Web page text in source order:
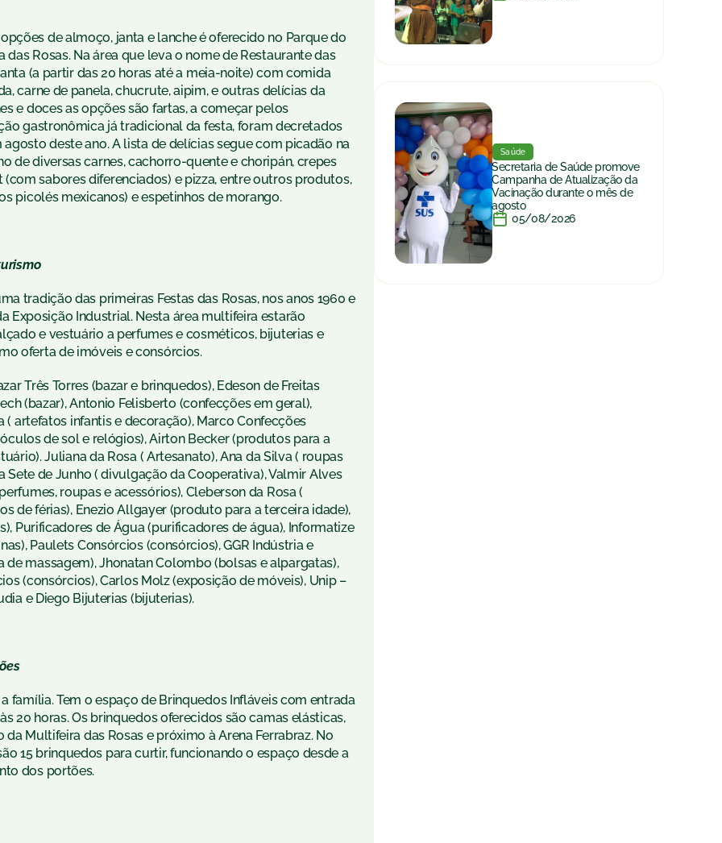
de almoço, janta e lanche é oferecido no Parque do
Rosas. Na área que leva o nome de Restaurante das
(a partir das 20 horas até a meia-noite) com comida
carne de panela, chucrute, aipim, e outras delícias da
e doces as opções são fartas, a começar pelos
gastronômica já tradicional da festa, foram decretados
deste ano. A lista de delícias segue com picadão na
de diversas carnes, cachorro-quente e choripán, crepes
sabores diferenciados) e pizza, entre outros produtos,
picolés mexicanos) e espetinhos de morango.
tradição das primeiras Festas das Rosas, nos anos 1960 e
Exposição Industrial. Nesta área multifeira estarão
e vestuário a perfumes e cosméticos, bijuterias e
oferta de imóveis e consórcios.
Três Torres (bazar e brinquedos), Edeson de Freitas
(bazar), Antonio Felisberto (confecções em geral),
( artefatos infantis e decoração), Marco Confecções
de sol e relógios), Airton Becker (produtos para a
Juliana da Rosa ( Artesanato), Ana da Silva ( roupas
Sete de Junho ( divulgação da Cooperativa), Valmir Alves
roupas e acessórios), Cleberson da Rosa (
de férias), Enezio Allgayer (produto para a terceira idade),
Purificadores de Água (purificadores de água), Informatize
Paulets Consórcios (consórcios), GGR Indústria e
massagem), Jhonatan Colombo (bolsas e alpargatas),
(consórcios), Carlos Molz (exposição de móveis), Unip –
e Diego Bijuterias (bijuterias).
família. Tem o espaço de Brinquedos Infláveis com entrada
20 horas. Os brinquedos oferecidos são camas elásticas,
Multifeira das Rosas e próximo à Arena Ferrabraz. No
15 brinquedos para curtir, funcionando o espaço desde a
dos portões.
Saúde
Secretaria de Saúde promove
Campanha de Atualização da
Vacinação durante o mês de
agosto
05/08/2026